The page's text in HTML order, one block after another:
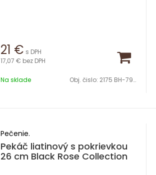
21 € s DPH
17,07 € bez DPH
Na sklade Obj. čislo: 2175 BH-7941
Pečenie.
Pekáč liatinový s pokrievkou
26 cm Black Rose Collection